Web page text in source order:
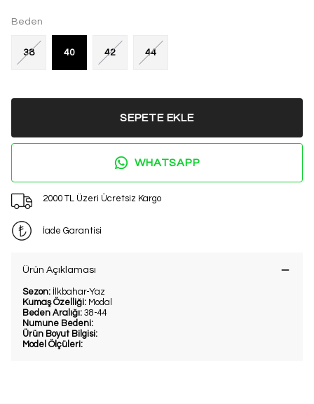
Beden
38 40 42 44
SEPETE EKLE
WHATSAPP
2000 TL Üzeri Ücretsiz Kargo
İade Garantisi
Ürün Açıklaması
Sezon: İlkbahar-Yaz
Kumaş Özelliği: Modal
Beden Aralığı: 38-44
Numune Bedeni:
Ürün Boyut Bilgisi:
Model Ölçüleri: